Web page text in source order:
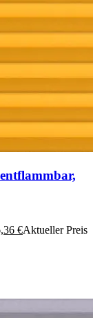
€Aktueller Preis